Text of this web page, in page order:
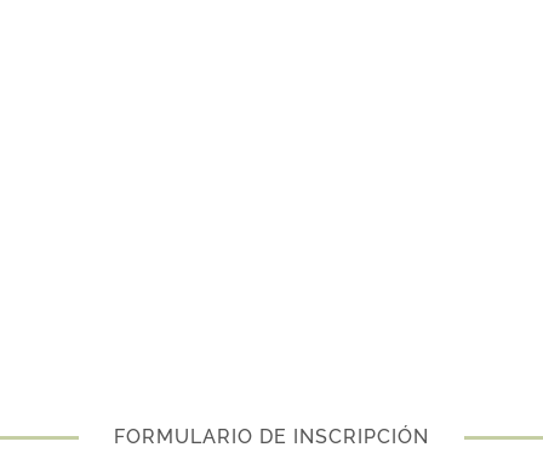
FORMULARIO DE INSCRIPCIÓN